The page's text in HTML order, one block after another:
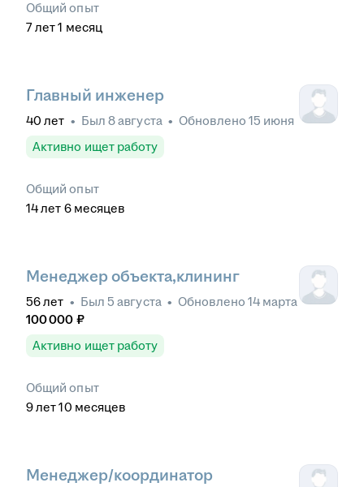
Общий опыт
7лет 1 месяц
Главный инженер
40 лет • Был 8 августа • Обновлено 15 июня
Активно ищет работу
Общий опыт
14лет 6 месяцев
Менеджер объекта,клининг
56лет • Был 5 августа • Обновлено 14 марта
100 000 ₽
Активно ищет работу
Общий опыт
9лет 10 месяцев
Менеджер/координатор